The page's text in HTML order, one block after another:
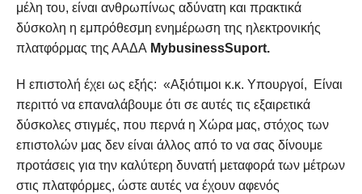
μέλη του, είναι ανθρωπίνως αδύνατη και πρακτικά
δύσκολη η εμπρόθεσμη ενημέρωση της ηλεκτρονικής
πλατφόρμας της ΑΑΔΑ ΜybusinessSuport.
Η επιστολή έχει ως εξής: «Αξιότιμοι κ.κ. Υπουργοί, Είναι
περιττό να επαναλάβουμε ότι σε αυτές τις εξαιρετικά
δύσκολες στιγμές, που περνά η Χώρα μας, στόχος των
επιστολών μας δεν είναι άλλος από το να σας δίνουμε
προτάσεις για την καλύτερη δυνατή μεταφορά των μέτρων
στις πλατφόρμες, ώστε αυτές να έχουν αφενός